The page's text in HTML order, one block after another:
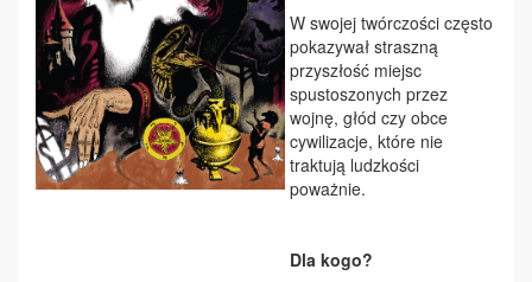
W swojej twórczości często
pokazywał straszną
przyszłość miejsc
spustoszonych przez
wojnę, głód czy obce
cywilizacje, które nie
traktują ludzkości
poważnie.
Dla kogo?